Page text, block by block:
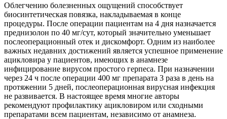
Облегчению болезненных ощущений способствует
биосинтетическая повязка, накладываемая в конце
процедуры. После операции пациентам на 4 дня назначается
преднизолон по 40 мг/сут, который значительно уменьшает
послеоперационный отек и дискомфорт. Одним из наиболее
важных недавних достижений является успешное применение
ацикловира у пациентов, имеющих в анамнезе
инфицирование вирусом простого герпеса. При назначении
через 24 ч после операции 400 мг препарата 3 раза в день на
протяжении 5 дней, послеоперационная вирусная инфекция
не развивается. В настоящее время многие авторы
рекомендуют профилактику ацикловиром или сходными
препаратами всем пациентам, независимо от анамнеза.